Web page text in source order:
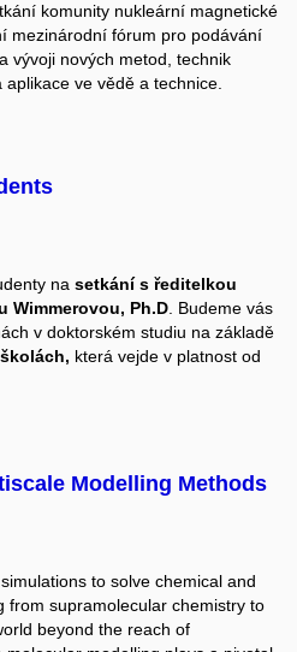
komunity nukleární magnetické
mezinárodní fórum pro podávání
vývoji nových metod, technik
ve vědě a technice.
na setkání s ředitelkou
Wimmerovou, Ph.D. Budeme vás
v doktorském studiu na základě
která vejde v platnost od
Modelling Methods
to solve chemical and
from supramolecular chemistry to
beyond the reach of